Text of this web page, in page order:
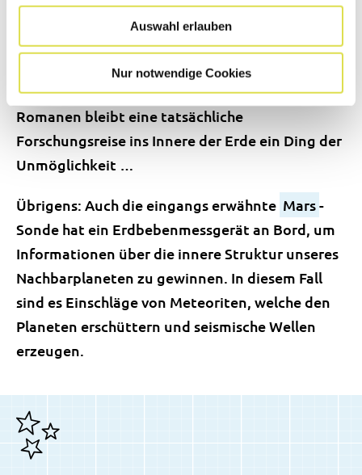
Auswahl erlauben
Nur notwendige Cookies
bestätigen, verfeinern oder auch verwerfen.
Man kann immer präzisere 2D- und 3D-Bilder der
Erde erstellen, doch das Ergebnis bleibt immer
ein Modell – denn ausser in Science-Fiction-
Romanen bleibt eine tatsächliche
Forschungsreise ins Innere der Erde ein Ding der
Unmöglichkeit …
Übrigens: Auch die eingangs erwähnte Mars-
Sonde hat ein Erdbebenmessgerät an Bord, um
Informationen über die innere Struktur unseres
Nachbarplaneten zu gewinnen. In diesem Fall
sind es Einschläge von Meteoriten, welche den
Planeten erschüttern und seismische Wellen
erzeugen.